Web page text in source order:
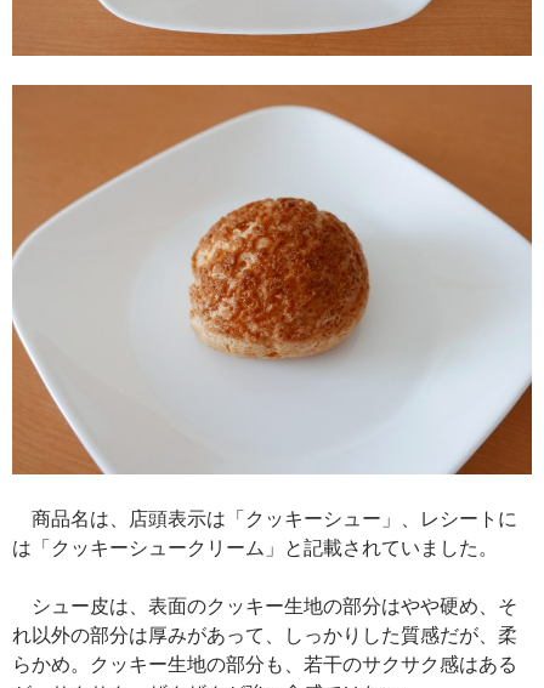
商品名は、店頭表示は「クッキーシュー」、レシートに
は「クッキーシュークリーム」と記載されていました。
シュー皮は、表面のクッキー生地の部分はやや硬め、そ
れ以外の部分は厚みがあって、しっかりした質感だが、柔
らかめ。クッキー生地の部分も、若干のサクサク感はある